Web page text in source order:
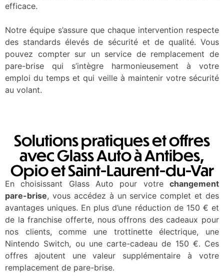
efficace.
Notre équipe s’assure que chaque intervention respecte
des standards élevés de sécurité et de qualité. Vous
pouvez compter sur un service de remplacement de
pare-brise qui s’intègre harmonieusement à votre
emploi du temps et qui veille à maintenir votre sécurité
au volant.
Solutions pratiques et offres
avec Glass Auto à Antibes,
Opio et Saint-Laurent-du-Var
En choisissant Glass Auto pour votre changement
pare-brise, vous accédez à un service complet et des
avantages uniques. En plus d’une réduction de 150 € et
de la franchise offerte, nous offrons des cadeaux pour
nos clients, comme une trottinette électrique, une
Nintendo Switch, ou une carte-cadeau de 150 €. Ces
offres ajoutent une valeur supplémentaire à votre
remplacement de pare-brise.